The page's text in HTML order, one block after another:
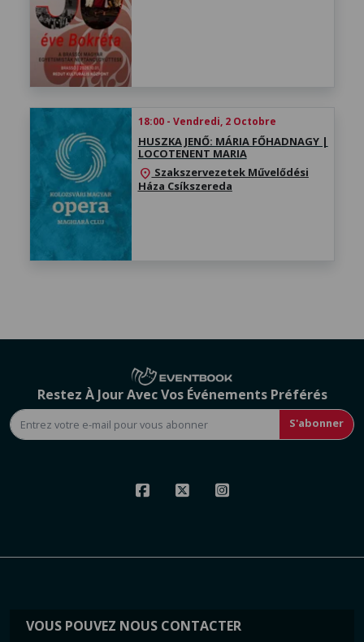
18:00 - Vendredi, 2 Octobre
HUSZKA JENŐ: MÁRIA FŐHADNAGY |
LOCOTENENT MARIA
location_on Szakszervezetek Művelődési
Háza Csíkszereda
Restez À Jour Avec Vos Événements Préférés
S'abonner
VOUS POUVEZ NOUS CONTACTER